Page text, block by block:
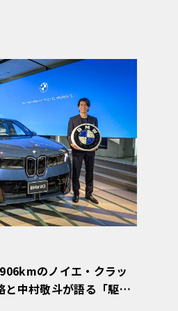
のノイエ・クラッ
と中村敬斗が語る「駆け